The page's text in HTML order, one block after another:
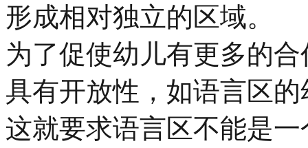
形成相对独立的区域。
为了促使幼儿有更多的
具有开放性，如语言区
这就要求语言区不能是